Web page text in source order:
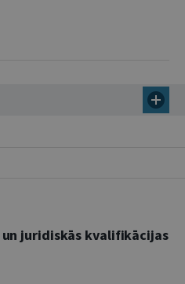
juridiskās kvalifikācijas